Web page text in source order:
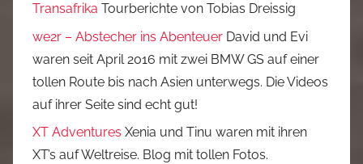
Transafrika Tourberichte von Tobias Dreissig
we2r – Abstecher ins Abenteuer David und Evi
waren seit April 2016 mit zwei BMW GS auf einer
tollen Route bis nach Asien unterwegs. Die Videos
auf ihrer Seite sind echt gut!
XT Adventures Xenia und Tinu waren mit ihren
XT’s auf Weltreise. Blog mit tollen Fotos.